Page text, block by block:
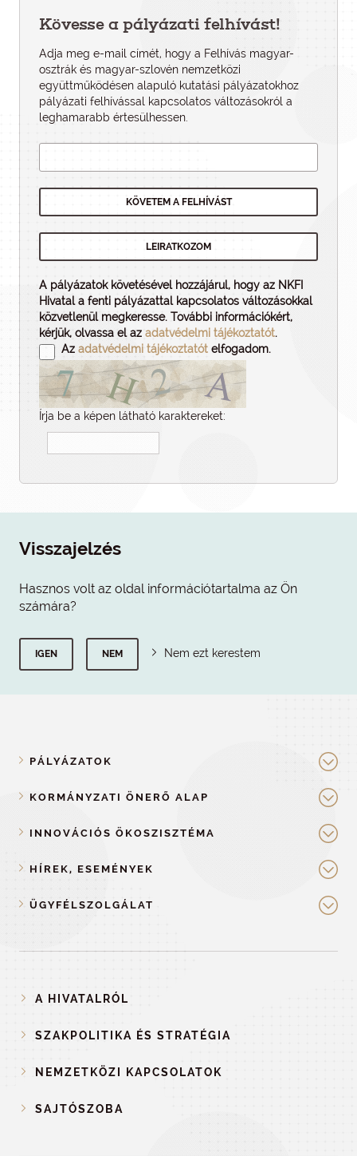
Kövesse a pályázati felhívást!
Adja meg e-mail címét, hogy a Felhívás magyar-
osztrák és magyar-szlovén nemzetközi
együttműködésen alapuló kutatási pályázatokhoz
pályázati felhí­vással kapcsolatos változásokról a
leghamarabb értesülhessen.
A pályázatok követésével hozzájárul, hogy az NKFI
Hivatal a fenti pályázattal kapcsolatos változásokkal
közvetlenül megkeresse. További információkért,
kérjük, olvassa el az adatvédelmi tájékoztatót.
Az adatvédelmi tájékoztatót elfogadom.
Írja be a képen látható karaktereket:
Visszajelzés
Hasznos volt az oldal információtartalma az Ön
számára?
IGEN NEM Nem ezt kerestem
PÁLYÁZATOK
KORMÁNYZATI ÖNERŐ ALAP
INNOVÁCIÓS ÖKOSZISZTÉMA
HÍREK, ESEMÉNYEK
ÜGYFÉLSZOLGÁLAT
A HIVATALRÓL
SZAKPOLITIKA ÉS STRATÉGIA
NEMZETKÖZI KAPCSOLATOK
SAJTÓSZOBA